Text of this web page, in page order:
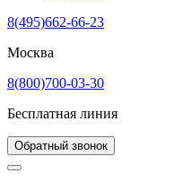
8(495)662-66-23
Москва
8(800)700-03-30
Бесплатная линия
Обратный звонок